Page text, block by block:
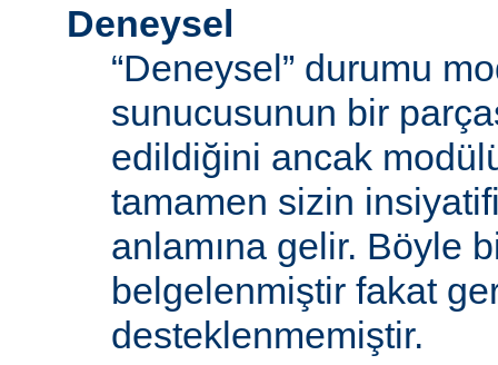
Deneysel
“Deneysel” durumu
sunucusunun bir
edildiğini ancak
tamamen sizin
anlamına gelir. Böyle
belgelenmiştir fakat
desteklenmemiştir.